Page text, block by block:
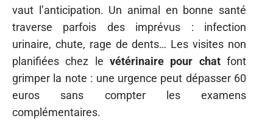
vaut l’anticipation. Un animal en bonne santé
traverse parfois des imprévus : infection
urinaire, chute, rage de dents… Les visites non
planifiées chez le vétérinaire pour chatfont
grimper la note : une urgence peut dépasser 60
euros sans compter les examens
complémentaires.